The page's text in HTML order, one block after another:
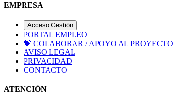
EMPRESA
Acceso Gestión
PORTAL EMPLEO
💝 COLABORAR / APOYO AL PROYECTO
AVISO LEGAL
PRIVACIDAD
CONTACTO
ATENCIÓN